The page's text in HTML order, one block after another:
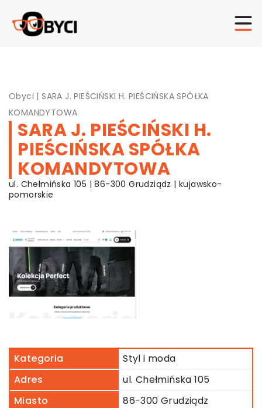
Obyci |SARA J. PIEŚCIŃSKI H. PIEŚCIŃSKA SPÓŁKA
KOMANDYTOWA
SARA J. PIEŚCIŃSKI H.
PIEŚCIŃSKA SPÓŁKA
KOMANDYTOWA
ul. Chełmińska 105 | 86-300 Grudziądz | kujawsko-
pomorskie
Kategoria
Styl i moda
Adres
ul. Chełmińska 105
Miasto
86-300 Grudziądz